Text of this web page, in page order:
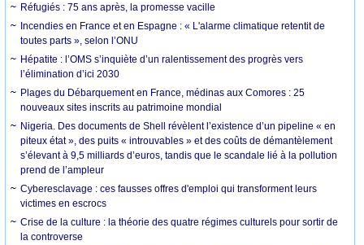
Réfugiés : 75 ans après, la promesse vacille
Incendies en France et en Espagne : « L'alarme climatique retentit de
toutes parts », selon l’ONU
Hépatite : l’OMS s’inquiète d’un ralentissement des progrès vers
l’élimination d’ici 2030
Plages du Débarquement en France, médinas aux Comores : 25
nouveaux sites inscrits au patrimoine mondial
Nigeria. Des documents de Shell révèlent l’existence d’un pipeline « en
piteux état », des puits « introuvables » et des coûts de démantèlement
s’élevant à 9,5 milliards d’euros, tandis que le scandale lié à la pollution
prend de l’ampleur
Cyberesclavage : ces fausses offres d'emploi qui transforment leurs
victimes en escrocs
Crise de la culture : la théorie des quatre régimes culturels pour sortir de
la controverse